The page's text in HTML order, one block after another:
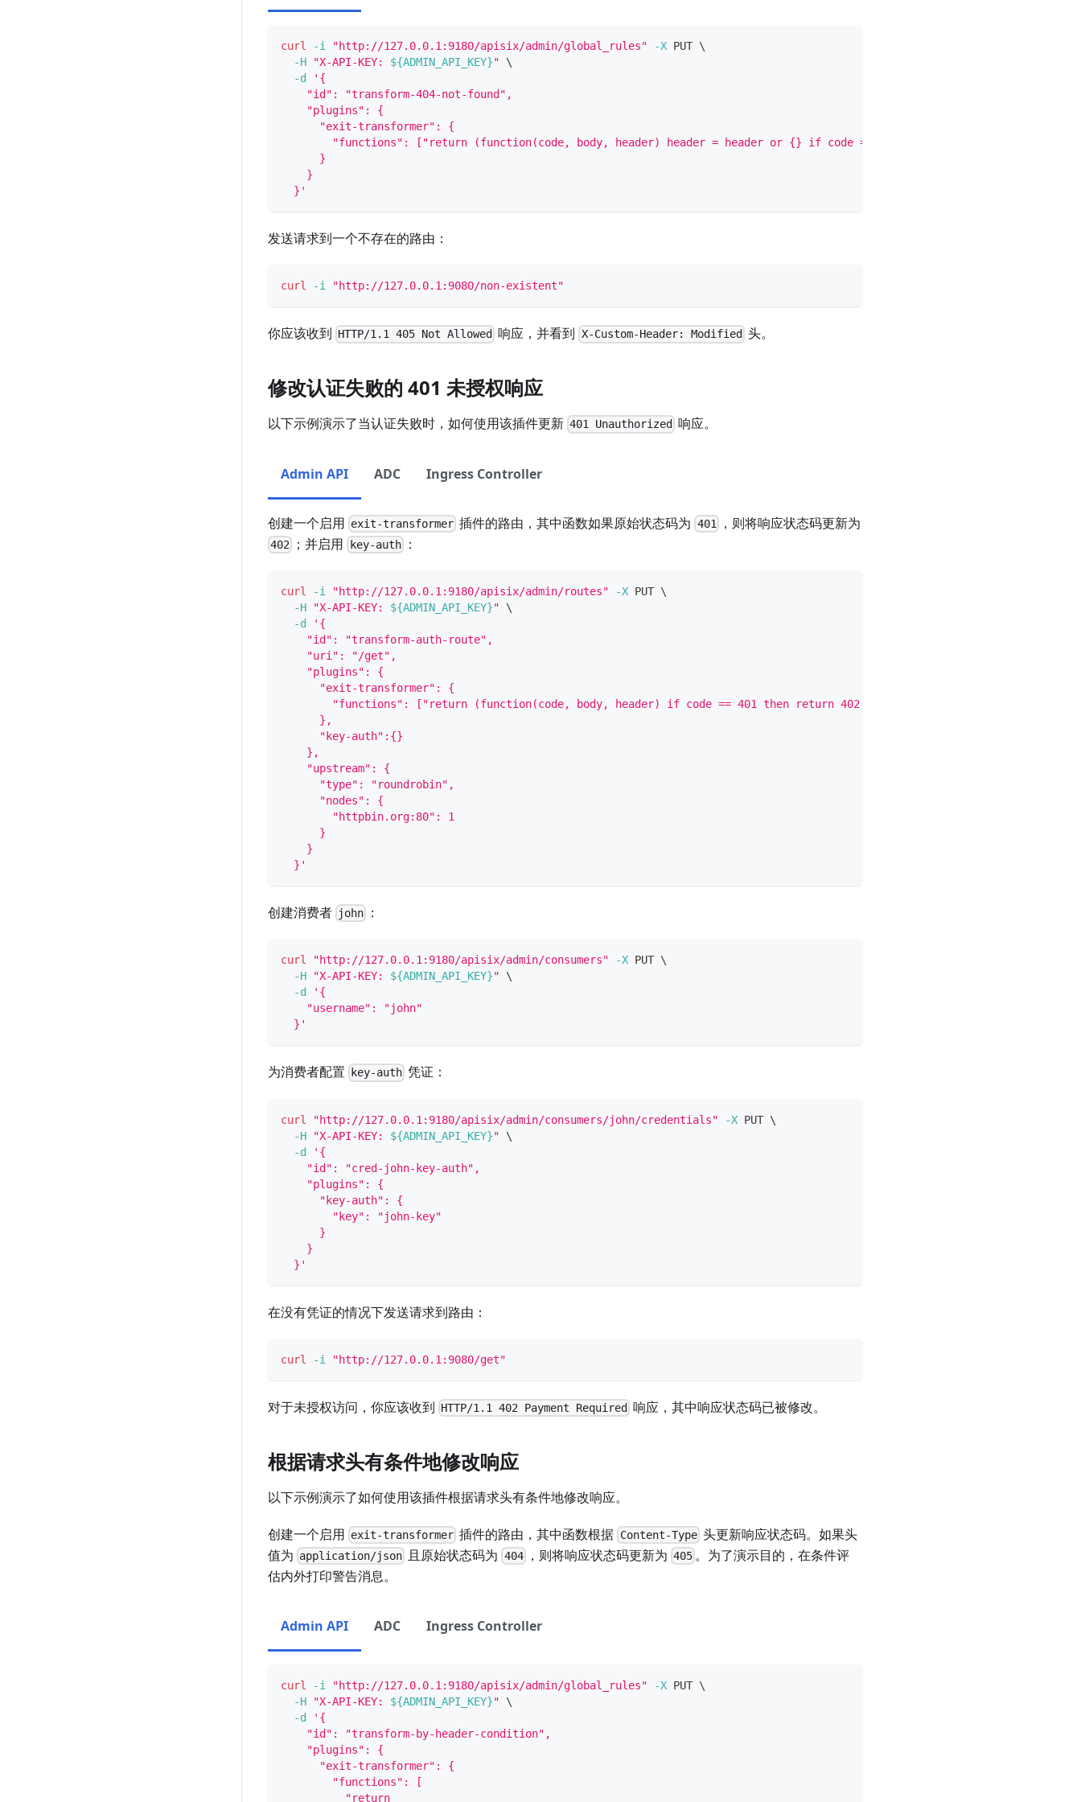
curl -i "http://127.0.0.1:9180/apisix/admin/global_rules" -X PUT \
-H
"X-API-KEY: ${ADMIN_API_KEY}"
\
-d
'{
    "id": "transform-404-not-found",
    "plugins": {
      "exit-transformer": {
"functions": ["return (function(code, body, header) header = header or {} if code == 404 then header[\"X-Custom-
      }
    }
  }'
发送请求到一个不存在的路由：
curl -i "http://127.0.0.1:9080/non-existent"
你应该收到 HTTP/1.1 405 Not Allowed 响应，并看到 X-Custom-Header: Modified 头。
修改认证失败的 401 未授权响应
以下示例演示了当认证失败时，如何使用该插件更新 401 Unauthorized 响应。
Admin API ADC Ingress Controller
创建一个启用 exit-transformer 插件的路由，其中函数如果原始状态码为 401 ，则将响应状态码更新为
402 ；并启用 key-auth：
curl -i "http://127.0.0.1:9180/apisix/admin/routes" -X PUT \
-H
"X-API-KEY: ${ADMIN_API_KEY}"
\
-d
'{
    "id": "transform-auth-route",
    "uri": "/get",
    "plugins": {
      "exit-transformer": {
"functions": ["return (function(code, body, header) if code == 401 then return 402, body, header end return code,
      },
      "key-auth":{}
    },
    "upstream": {
      "type": "roundrobin",
      "nodes": {
        "httpbin.org:80": 1
      }
    }
  }'
创建消费者 john ：
curl "http://127.0.0.1:9180/apisix/admin/consumers" -X PUT \
-H
"X-API-KEY: ${ADMIN_API_KEY}"
\
-d
'{
    "username": "john"
  }'
为消费者配置 key-auth 凭证：
curl "http://127.0.0.1:9180/apisix/admin/consumers/john/credentials" -X PUT \
-H
"X-API-KEY: ${ADMIN_API_KEY}"
\
-d
'{
    "id": "cred-john-key-auth",
    "plugins": {
      "key-auth": {
        "key": "john-key"
      }
    }
  }'
在没有凭证的情况下发送请求到路由：
curl -i "http://127.0.0.1:9080/get"
对于未授权访问，你应该收到 HTTP/1.1 402 Payment Required 响应，其中响应状态码已被修改。
根据请求头有条件地修改响应
以下示例演示了如何使用该插件根据请求头有条件地修改响应。
创建一个启用 exit-transformer 插件的路由，其中函数根据 Content-Type头更新响应状态码。如果头
值为 application/json 且原始状态码为 404，则将响应状态码更新为 405 。为了演示目的，在条件评
估内外打印警告消息。
Admin API ADC Ingress Controller
curl -i "http://127.0.0.1:9180/apisix/admin/global_rules" -X PUT \
-H
"X-API-KEY: ${ADMIN_API_KEY}"
\
-d
'{
    "id": "transform-by-header-condition",
    "plugins": {
      "exit-transformer": {
        "functions": [
          "return